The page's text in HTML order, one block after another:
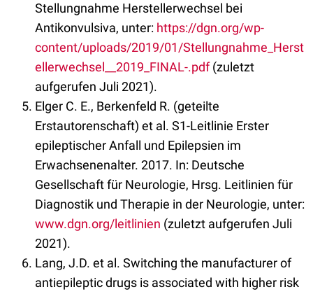
Stellungnahme Herstellerwechsel bei
Antikonvulsiva, unter: https://dgn.org/wp-
content/uploads/2019/01/Stellungnahme_Herst
ellerwechsel__2019_FINAL-.pdf(zuletzt
aufgerufen Juli 2021).
Elger C. E., Berkenfeld R. (geteilte
Erstautorenschaft) et al. S1-Leitlinie Erster
epileptischer Anfall und Epilepsien im
Erwachsenenalter. 2017. In: Deutsche
Gesellschaft für Neurologie, Hrsg. Leitlinien für
Diagnostik und Therapie in der Neurologie, unter:
www.dgn.org/leitlinien (zuletzt aufgerufen Juli
2021).
Lang, J.D. et al. Switching the manufacturer of
antiepileptic drugs is associated with higher risk